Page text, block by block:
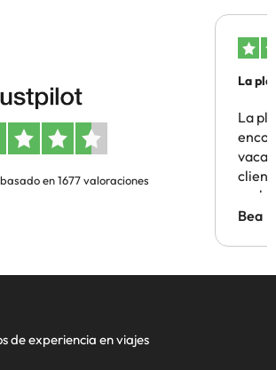
en 1677 valoraciones
La
La
Bea
de experiencia en viajes